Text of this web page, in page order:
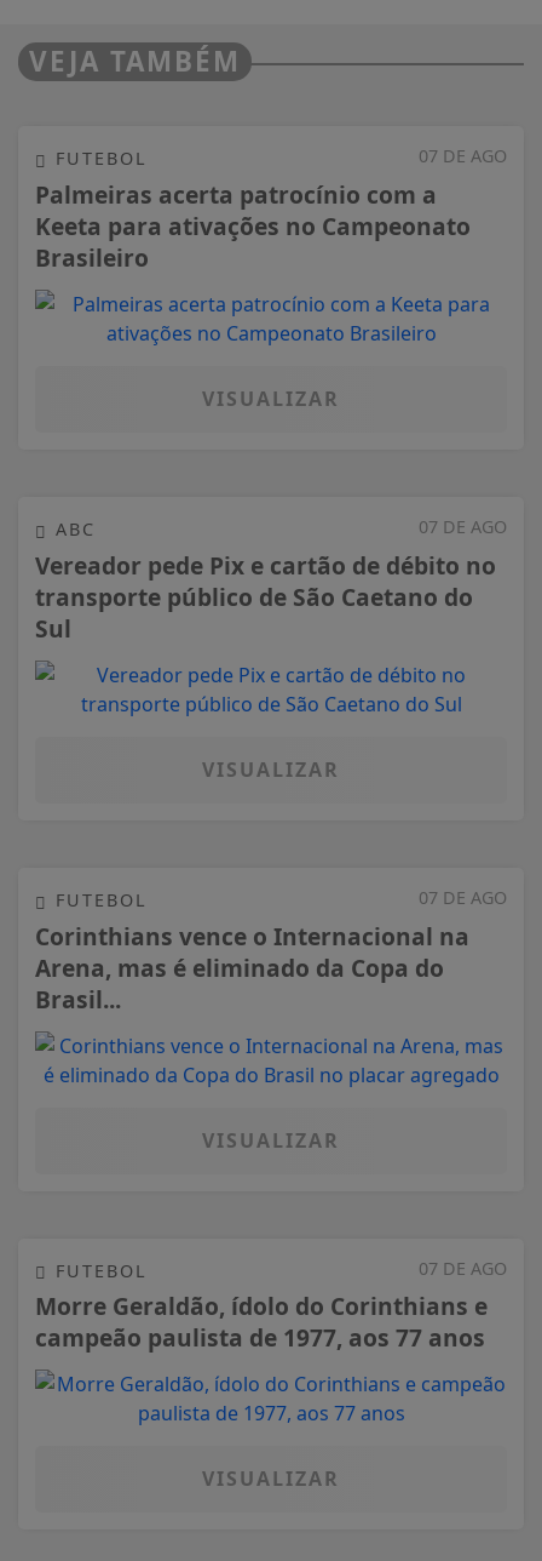
VEJA TAMBÉM
07 DE AGO
FUTEBOL
Palmeiras acerta patrocínio com a
Keeta para ativações no Campeonato
Brasileiro
VISUALIZAR
07 DE AGO
ABC
Vereador pede Pix e cartão de débito no
transporte público de São Caetano do
Sul
VISUALIZAR
07 DE AGO
FUTEBOL
Corinthians vence o Internacional na
Arena, mas é eliminado da Copa do
Brasil...
VISUALIZAR
07 DE AGO
FUTEBOL
Morre Geraldão, ídolo do Corinthians e
campeão paulista de 1977, aos 77 anos
VISUALIZAR